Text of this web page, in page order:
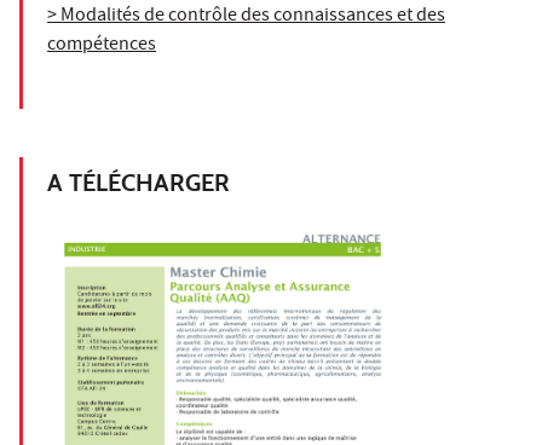
> Modalités de contrôle des connaissances et des
compétences
A TÉLÉCHARGER